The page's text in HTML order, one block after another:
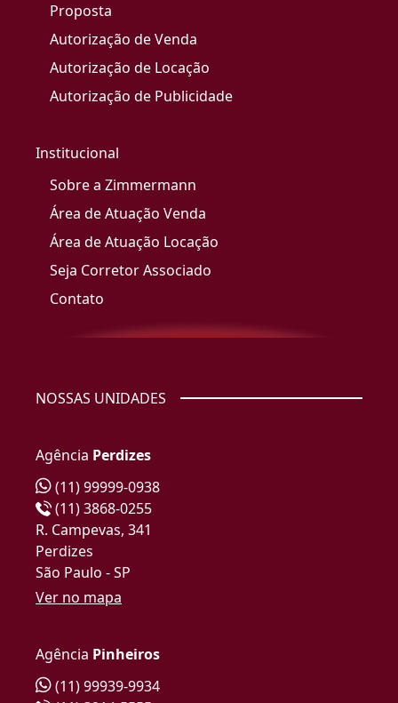
Proposta
Autorização de Venda
Autorização de Locação
Autorização de Publicidade
Institucional
Sobre a Zimmermann
Área de Atuação Venda
Área de Atuação Locação
Seja Corretor Associado
Contato
NOSSAS UNIDADES
Agência Perdizes
(11) 99999-0938
(11) 3868-0255
R. Campevas, 341
Perdizes
São Paulo - SP
Ver no mapa
Agência Pinheiros
(11) 99939-9934